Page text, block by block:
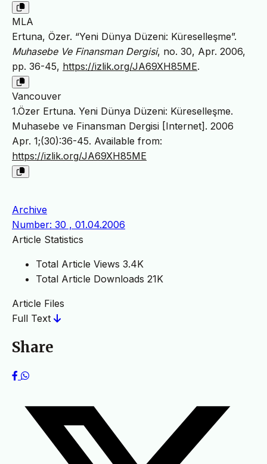
MLA
Ertuna, Özer. “Yeni Dünya Düzeni: Küreselleşme”.
Muhasebe Ve Finansman Dergisi, no. 30, Apr. 2006,
pp. 36-45, https://izlik.org/JA69XH85ME.
Vancouver
1.Özer Ertuna. Yeni Dünya Düzeni: Küreselleşme.
Muhasebe ve Finansman Dergisi [Internet]. 2006
Apr. 1;(30):36-45. Available from:
https://izlik.org/JA69XH85ME
Archive
Number: 30 , 01.04.2006
Article Statistics
Total Article Views 3.4K
Total Article Downloads 21K
Article Files
Full Text
Share